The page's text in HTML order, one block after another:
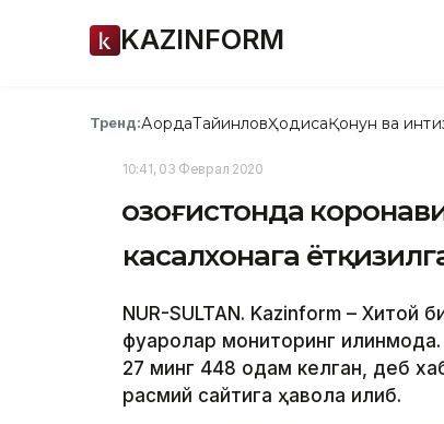
KAZINFORM
Тренд:АқордаТайинловҲодисаҚонун ва
10:41, 03 Феврал 2020
Қозоғистонда
касалхонага
NUR-SULTAN. Kazinform – Хитой
фуқаролар мониторинг
27 минг 448 одам келган, деб
расмий сайтига ҳавола қилиб.